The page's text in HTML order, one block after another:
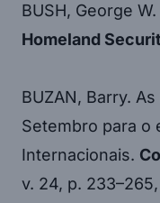
BUSH, George W.
Homeland
BUZAN, Barry.
Setembro para o
Internacionais.
v. 24, p.